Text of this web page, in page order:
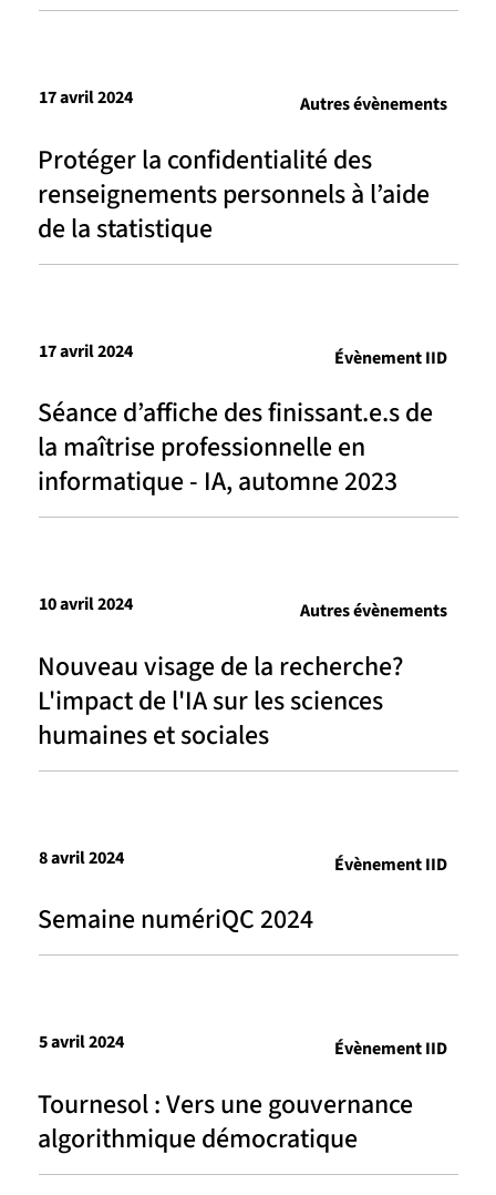
Protéger la confidentialité des
renseignements personnels à l’aide
de la statistique
17 avril 2024 Autres évènements
Séance d’affiche des finissant.e.s de
la maîtrise professionnelle en
informatique - IA, automne 2023
17 avril 2024 Évènement IID
Nouveau visage de la recherche?
L'impact de l'IA sur les sciences
humaines et sociales
10 avril 2024 Autres évènements
Semaine numériQC 2024
8 avril 2024 Évènement IID
Tournesol : Vers une gouvernance
algorithmique démocratique
5 avril 2024 Évènement IID